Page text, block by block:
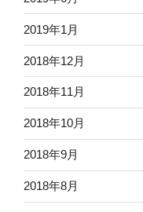
2019年1月
2018年12月
2018年11月
2018年10月
2018年9月
2018年8月